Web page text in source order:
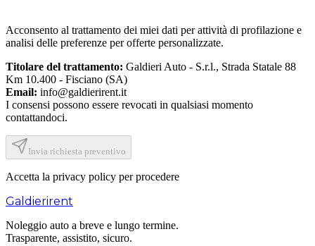
Acconsento al trattamento dei miei dati per attività di profilazione e
analisi delle preferenze per offerte personalizzate.
Titolare del trattamento: Galdieri Auto - S.r.l., Strada Statale 88
Km 10.400 - Fisciano (SA)
Email: info@galdierirent.it
I consensi possono essere revocati in qualsiasi momento
contattandoci.
Invia richiesta preventivo
Accetta la privacy policy per procedere
Galdierirent
Noleggio auto a breve e lungo termine.
Trasparente, assistito, sicuro.